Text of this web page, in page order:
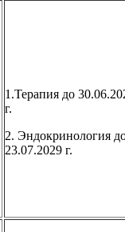
1.Терапия до
г.
2. Эндокринология
23.07.2029 г.